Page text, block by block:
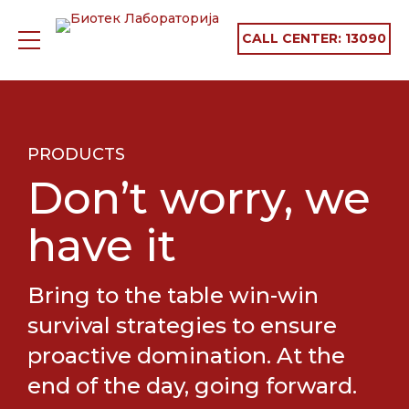
CALL CENTER: 13090
PRODUCTS
Don’t worry, we
have it
Bring to the table win-win
survival strategies to ensure
proactive domination. At the
end of the day, going forward.